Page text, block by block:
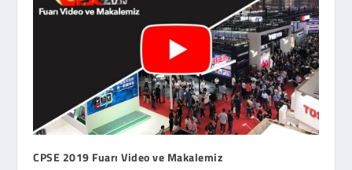
CPSE 2019 Fuarı Video ve Makalemiz